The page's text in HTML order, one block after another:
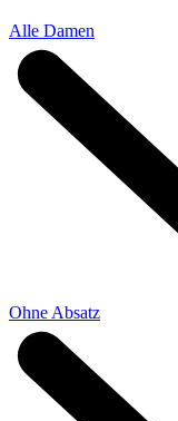
Alle Damen
Ohne Absatz